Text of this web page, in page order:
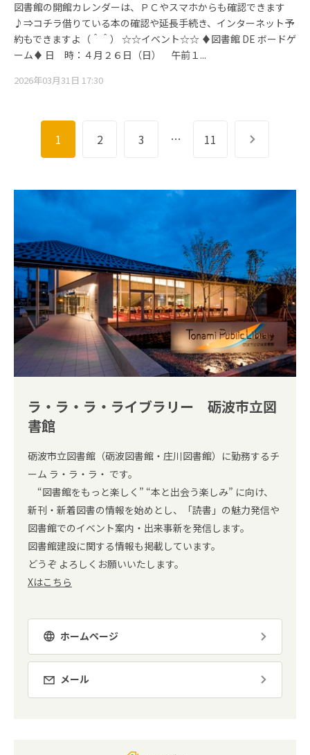
図書館の開館カレンダーは、ＰＣやスマホからも確認できます
♪⇒コチラ借りている本の確認や延長手続き、インターネット予
約もできますよ（＾＾） ☆☆イベント☆☆ ♦図書館 DE ボードゲ
ーム♦ 日 時：４月２６日（日） 午前１...
2026年03月31日 17:30
1 2 3 … 11
ラ・ラ・ラ・ライブラリー 砺波市立図
書館
砺波市立図書館（砺波図書館・庄川図書館）に勤務するチ
ーム ラ・ラ・ラ・ です。
“図書館をもっと楽しく” “本と出会う楽しみ” に向け、
新刊・新着図書の情報を始めとし、「読書」の魅力発信や
図書館でのイベント案内・出来事新を発信します。
図書館建設に関する情報も掲載しています。
どうぞ よろしくお願いいたします。
Xはこちら
ホームページ
メール